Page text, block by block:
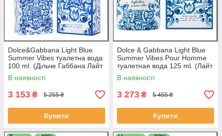
Dolce&Gabbana Light Blue
Summer Vibes туалетна вода
100 ml. (Дільче Габбана Лайт
Блю Саммер Вайбс)
В наявності
3 153 ₴ 5 255 ₴
Купити
Dolce & Gabbana Light Blue
Summer Vibes Pour Homme
туалетная вода 125 ml. (Лайт
Блю Саммер Вайбс Пур Хом)
В наявності
3 273 ₴ 5 455 ₴
Купити